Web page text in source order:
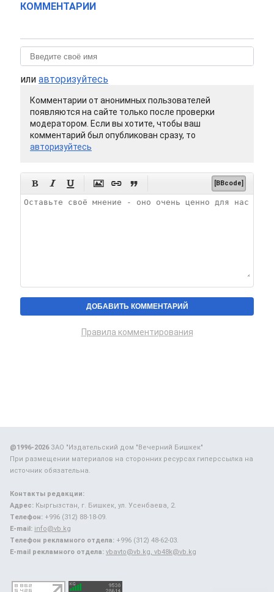
КОММЕНТАРИИ
или авторизуйтесь
Комментарии от анонимных пользователей
появляются на сайте только после проверки
модератором. Если вы хотите, чтобы ваш
комментарий был опубликован сразу, то
авторизуйтесь
      [BBcode]
Правила комментирования
@1996-2026ЗАО "Издательский дом "Вечерний Бишкек"
При размещении материалов на сторонних ресурсах гиперссылка на
источник обязательна.
Контакты редакции:
Адрес: Кыргызстан, г. Бишкек, ул. Усенбаева, 2.
Телефон: +996 (312) 88-18-09.
E-mail: info@vb.kg
Телефон рекламного отдела: +996 (312) 48-62-03.
E-mail рекламного отдела: vbavto@vb.kg, vb48k@vb.kg